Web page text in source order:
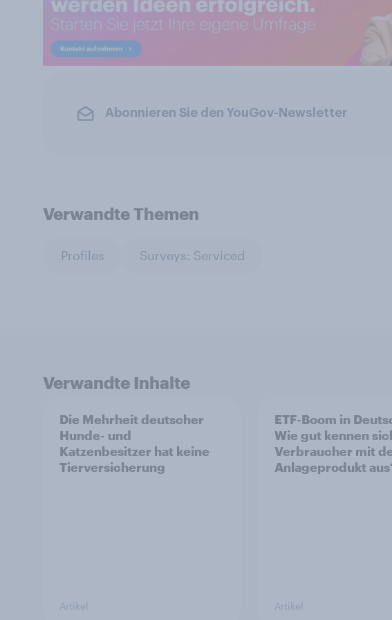
Abonnieren Sie den YouGov-Newsletter
Verwandte Themen
Profiles Surveys: Serviced
Verwandte Inhalte
Die Mehrheit deutscher
Hunde- und
Katzenbesitzer hat keine
Tierversicherung
Artikel
ETF-Boom in
Wie gut kennen
Verbraucher mit
Anlageprodukt
Artikel